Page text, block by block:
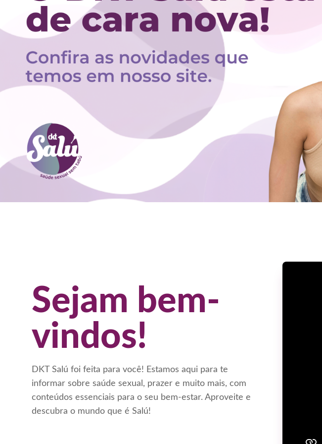
Sejam bem-
vindos!
DKT Salú foi feita para você! Estamos aqui para te
informar sobre saúde sexual, prazer e muito mais, com
conteúdos essenciais para o seu bem-estar. Aproveite e
descubra o mundo que é Salú!